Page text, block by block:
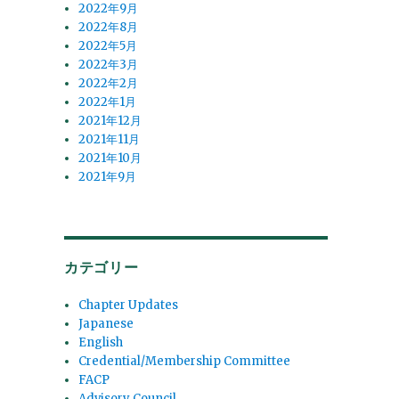
2022年9月
2022年8月
2022年5月
2022年3月
2022年2月
2022年1月
2021年12月
2021年11月
2021年10月
2021年9月
カテゴリー
Chapter Updates
Japanese
English
Credential/Membership Committee
FACP